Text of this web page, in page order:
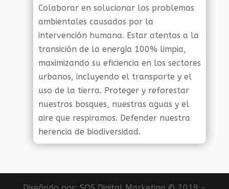
Colaborar en solucionar los problemas
ambientales causados por la
intervención humana. Estar atentos a la
transición de la energía 100% limpia,
maximizando su eficiencia en los sectores
urbanos, incluyendo el transporte y el
uso de la tierra. Proteger y reforestar
nuestros bosques, nuestras aguas y el
aire que respiramos. Defender nuestra
herencia de biodiversidad.